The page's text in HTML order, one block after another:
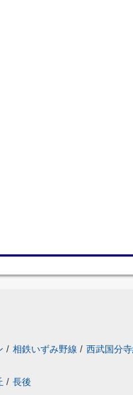
/ 相鉄いずみ野線 / 西武国分
/ 長後